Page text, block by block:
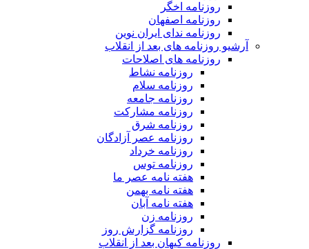
روزنامه اخگر
روزنامه اصفهان
روزنامه ندای ایران نوین
آرشیو روزنامه های بعد از انقلاب
روزنامه های اصلاحات
روزنامه نشاط
روزنامه سلام
روزنامه جامعه
روزنامه مشارکت
روزنامه شرق
روزنامه عصر آزادگان
روزنامه خرداد
روزنامه توس
هفته نامه عصر ما
هفته نامه بهمن
هفته نامه آبان
روزنامه زن
روزنامه گزارش روز
روزنامه کیهان بعد از انقلاب